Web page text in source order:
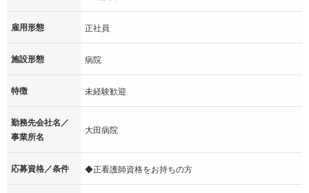
雇用形態 正社員
施設形態 病院
特徴 未経験歓迎
勤務先会社名／
事業所名
大田病院
応募資格／条件 ◆正看護師資格をお持ちの方